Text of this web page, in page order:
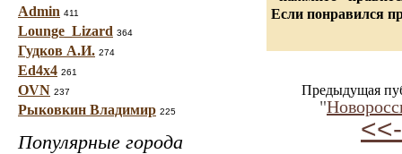
Admin 411
Lounge_Lizard 364
Гудков А.И. 274
Ed4x4 261
OVN 237
Рыковкин Владимир 225
Популярные города
Если понравился
Предыдущая
"
<<-